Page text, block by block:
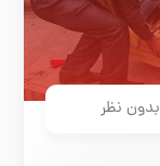
بدون نظر